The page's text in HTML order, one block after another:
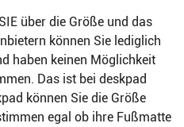
über die Größe und das
können Sie lediglich
haben keinen Möglichkeit
Das ist bei deskpad
können Sie die Größe
egal ob ihre Fußmatte